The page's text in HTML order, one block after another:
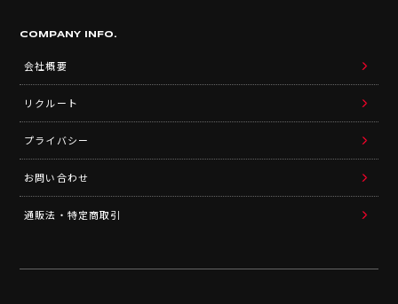
COMPANY INFO.
会社概要
リクルート
プライバシー
お問い合わせ
通販法・特定商取引